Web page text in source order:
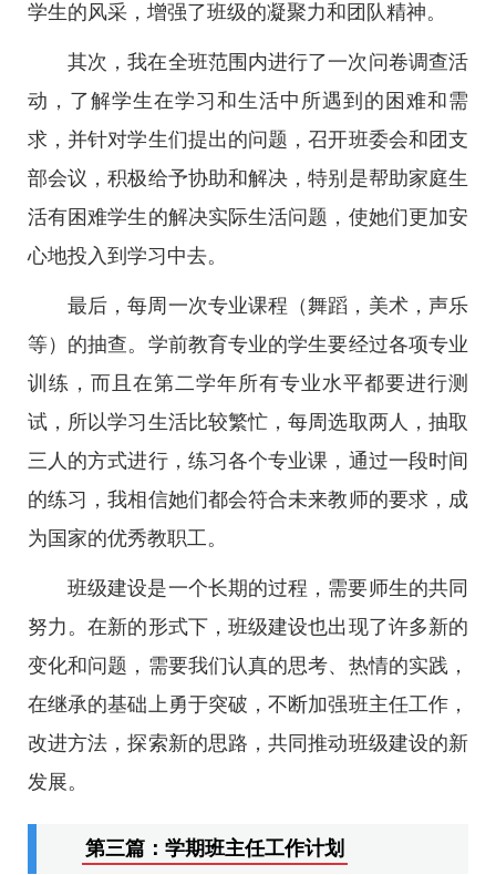
学生的风采，增强了班级的凝聚力和团队精神。
其次，我在全班范围内进行了一次问卷调查活
动，了解学生在学习和生活中所遇到的困难和需
求，并针对学生们提出的问题，召开班委会和团支
部会议，积极给予协助和解决，特别是帮助家庭生
活有困难学生的解决实际生活问题，使她们更加安
心地投入到学习中去。
最后，每周一次专业课程（舞蹈，美术，声乐
等）的抽查。学前教育专业的学生要经过各项专业
训练，而且在第二学年所有专业水平都要进行测
试，所以学习生活比较繁忙，每周选取两人，抽取
三人的方式进行，练习各个专业课，通过一段时间
的练习，我相信她们都会符合未来教师的要求，成
为国家的优秀教职工。
班级建设是一个长期的过程，需要师生的共同
努力。在新的形式下，班级建设也出现了许多新的
变化和问题，需要我们认真的思考、热情的实践，
在继承的基础上勇于突破，不断加强班主任工作，
改进方法，探索新的思路，共同推动班级建设的新
发展。
第三篇：学期班主任工作计划